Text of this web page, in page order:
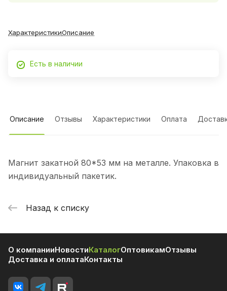
ХарактеристикиОписание
Есть в наличии
Описание Отзывы Характеристики Оплата
Магнит закатной 80*53 мм на металле. Упаковка в
индивидуальный пакетик.
Назад к списку
О компанииНовостиКаталогОптовикамОтзывы
Доставка и оплатаКонтакты